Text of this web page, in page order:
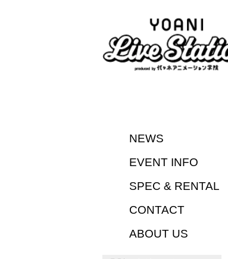
NEWS
EVENT INFO
SPEC & RENTAL
CONTACT
ABOUT US